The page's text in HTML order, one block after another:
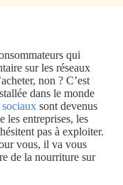
qui
sur les réseaux
non ? C’est
dans le monde
sociauxsont devenus
les entreprises, les
pas à exploiter.
vous, il va vous
de la nourriture sur